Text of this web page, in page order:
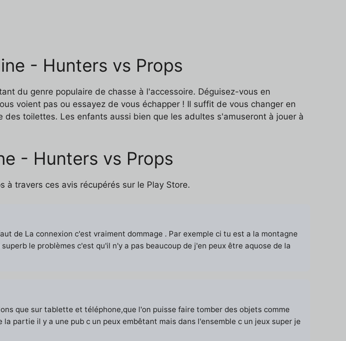
- Hunters vs Props
du genre populaire de chasse à l'accessoire. Déguisez-vous en
voient pas ou essayez de vous échapper ! Il suffit de vous changer en
toilettes. Les enfants aussi bien que les adultes s'amuseront à jouer à
- Hunters vs Props
à travers ces avis récupérés sur le Play Store.
de La connexion c'est vraiment dommage . Par exemple ci tu est a la montagne
le problèmes c'est qu'il n'y a pas beaucoup de j'en peux être aquose de la
que sur tablette et téléphone,que l'on puisse faire tomber des objets comme
partie il y a une pub c un peux embêtant mais dans l'ensemble c un jeux super je